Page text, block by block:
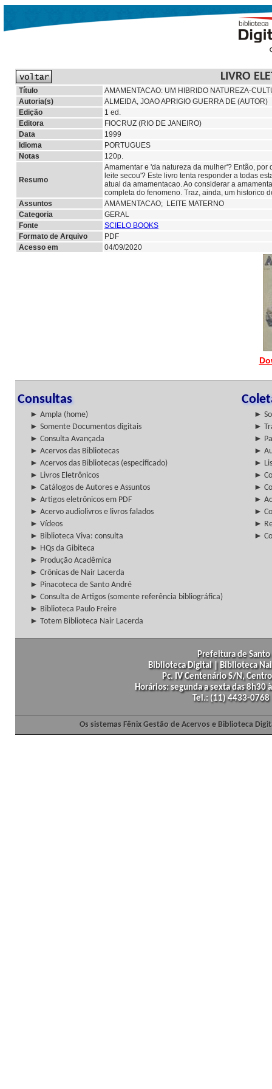
LIVRO
Título
AMAMENTACAO: UM HIBRIDO NATUREZA-
Autoria(s)
ALMEIDA, JOAO APRIGIO GUERRA DE (AUTOR)
Edição
1 ed.
Editora
FIOCRUZ (RIO DE JANEIRO)
Data
1999
Idioma
PORTUGUES
Notas
120p.
Resumo
Amamentar e 'da natureza da mulher'? Então,
leite secou'? Este livro tenta responder a todas
atual da amamentacao. Ao considerar a
completa do fenomeno. Traz, ainda, um historico
Assuntos
AMAMENTACAO; LEITE MATERNO
Categoria
GERAL
Fonte
SCIELO BOOKS
Formato de Arquivo
PDF
Acesso em
04/09/2020
Consultas
► Ampla (home)
►
► Somente Documentos digitais
►
► Consulta Avançada
►
► Acervos das Bibliotecas
►
► Acervos das Bibliotecas (especificado)
►
► Livros Eletrônicos
►
► Catálogos de Autores e Assuntos
►
► Artigos eletrônicos em PDF
►
► Acervo audiolivros e livros falados
►
► Vídeos
►
► Biblioteca Viva: consulta
►
► HQs da Gibiteca
► Produção Acadêmica
► Crônicas de Nair Lacerda
► Pinacoteca de Santo André
► Consulta de Artigos (somente referência bibliográfica)
► Biblioteca Paulo Freire
► Totem Biblioteca Nair Lacerda
Prefeitura de
Biblioteca Digital | Biblioteca
Pc. IV Centenário S/N,
Horários: segunda a sexta das
Tel.: (11) 4433-
Os sistemas Fênix Gestão de Acervos e Biblioteca